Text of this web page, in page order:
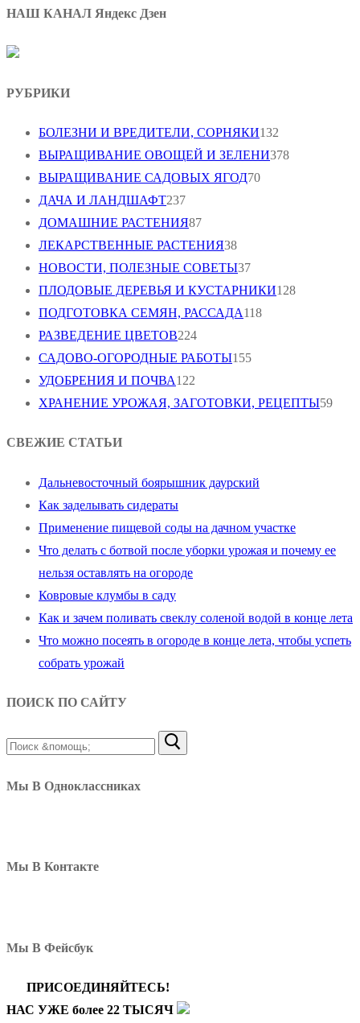
НАШ КАНАЛ Яндекс Дзен
РУБРИКИ
БОЛЕЗНИ И ВРЕДИТЕЛИ, СОРНЯКИ132
ВЫРАЩИВАНИЕ ОВОЩЕЙ И ЗЕЛЕНИ378
ВЫРАЩИВАНИЕ САДОВЫХ ЯГОД70
ДАЧА И ЛАНДШАФТ237
ДОМАШНИЕ РАСТЕНИЯ87
ЛЕКАРСТВЕННЫЕ РАСТЕНИЯ38
НОВОСТИ, ПОЛЕЗНЫЕ СОВЕТЫ37
ПЛОДОВЫЕ ДЕРЕВЬЯ И КУСТАРНИКИ128
ПОДГОТОВКА СЕМЯН, РАССАДА118
РАЗВЕДЕНИЕ ЦВЕТОВ224
САДОВО-ОГОРОДНЫЕ РАБОТЫ155
УДОБРЕНИЯ И ПОЧВА122
ХРАНЕНИЕ УРОЖАЯ, ЗАГОТОВКИ, РЕЦЕПТЫ59
СВЕЖИЕ СТАТЬИ
Дальневосточный боярышник даурский
Как заделывать сидераты
Применение пищевой соды на дачном участке
Что делать с ботвой после уборки урожая и почему ее
нельзя оставлять на огороде
Ковровые клумбы в саду
Как и зачем поливать свеклу соленой водой в конце лета
Что можно посеять в огороде в конце лета, чтобы успеть
собрать урожай
ПОИСК ПО САЙТУ
Найти:
Мы В Одноклассниках
Мы В Контакте
Мы В Фейсбук
ПРИСОЕДИНЯЙТЕСЬ!
НАС УЖЕ более 22 ТЫСЯЧ